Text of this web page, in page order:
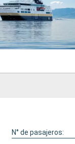
N° de pasajeros: